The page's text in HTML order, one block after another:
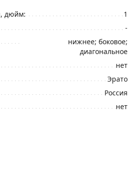
дюйм:
1
-
нижнее; боковое;
диагональное
нет
Эрато
Россия
нет